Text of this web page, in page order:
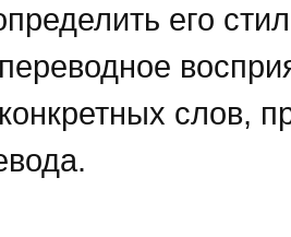
его
слов,